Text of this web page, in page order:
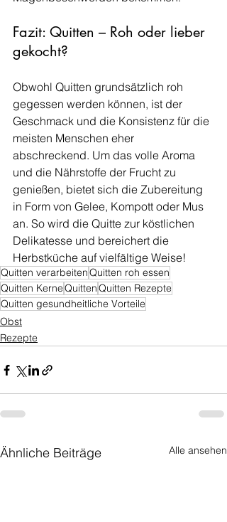
Fazit: Quitten – Roh oder lieber
gekocht?
Obwohl Quitten grundsätzlich roh
gegessen werden können, ist der
Geschmack und die Konsistenz für die
meisten Menschen eher
abschreckend. Um das volle Aroma
und die Nährstoffe der Frucht zu
genießen, bietet sich die Zubereitung
in Form von Gelee, Kompott oder Mus
an. So wird die Quitte zur köstlichen
Delikatesse und bereichert die
Herbstküche auf vielfältige Weise!
Quitten verarbeitenQuitten roh essen
Quitten KerneQuittenQuitten Rezepte
Quitten gesundheitliche Vorteile
Obst
Rezepte
Ähnliche Beiträge Alle ansehen